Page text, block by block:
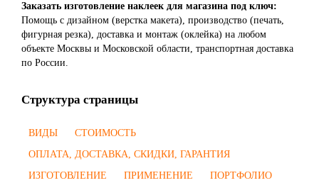
Заказать изготовление наклеек для магазина под ключ:
Помощь с дизайном (верстка макета), производство (печать,
фигурная резка), доставка и монтаж (оклейка) на любом
объекте Москвы и Московской области, транспортная доставка
по России.
Структура страницы
ВИДЫ
СТОИМОСТЬ
ОПЛАТА, ДОСТАВКА, СКИДКИ, ГАРАНТИЯ
ИЗГОТОВЛЕНИЕ
ПРИМЕНЕНИЕ ПОРТФОЛИО